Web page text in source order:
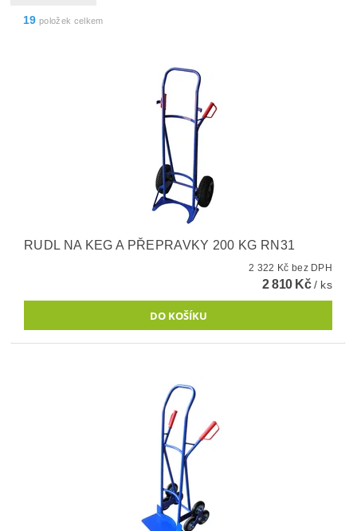
19 položek celkem
RUDL NA KEG A PŘEPRAVKY 200 KG RN31
2 322 Kč bez DPH
2 810 Kč/ ks